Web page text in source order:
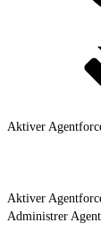
Aktiver
Aktiver
Administrer